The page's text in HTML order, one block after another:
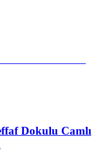
Dokulu Camlı